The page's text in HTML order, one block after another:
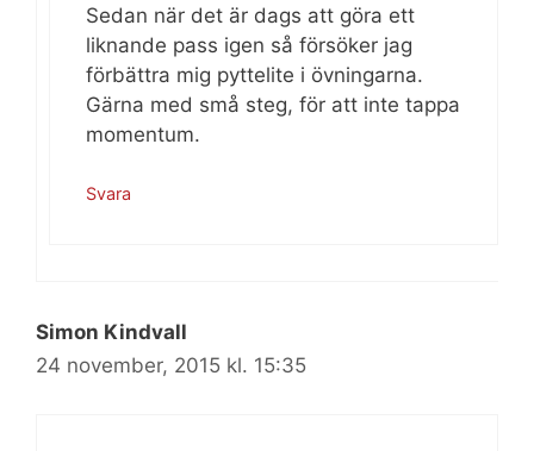
Sedan när det är dags att göra ett
liknande pass igen så försöker jag
förbättra mig pyttelite i övningarna.
Gärna med små steg, för att inte tappa
momentum.
Svara
Simon Kindvall
24 november, 2015 kl. 15:35